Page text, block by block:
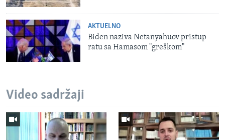
AKTUELNO
Biden naziva Netanyahuov pristup
ratu sa Hamasom "greškom"
Video sadržaji